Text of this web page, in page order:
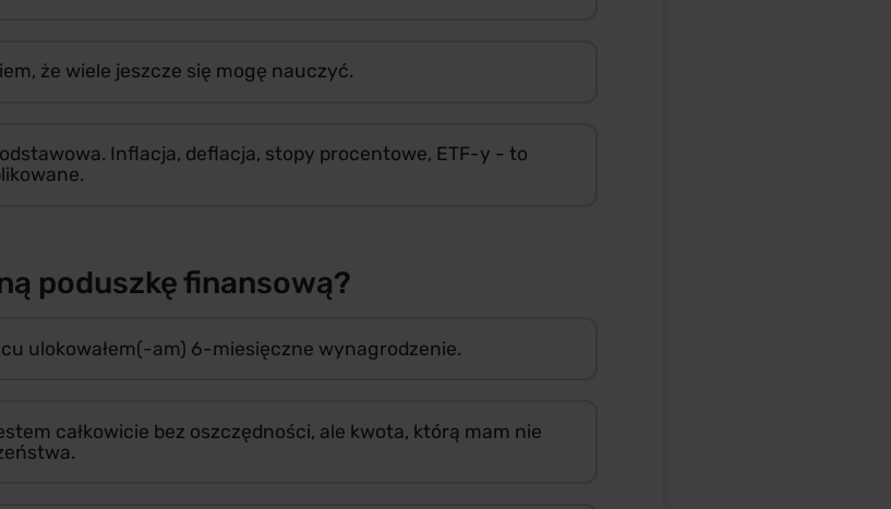
że wiele jeszcze się mogę nauczyć.
Inflacja, deflacja, stopy procentowe, ETF-y - to
poduszkę finansową?
ulokowałem(-am) 6-miesięczne wynagrodzenie.
całkowicie bez oszczędności, ale kwota, którą mam nie